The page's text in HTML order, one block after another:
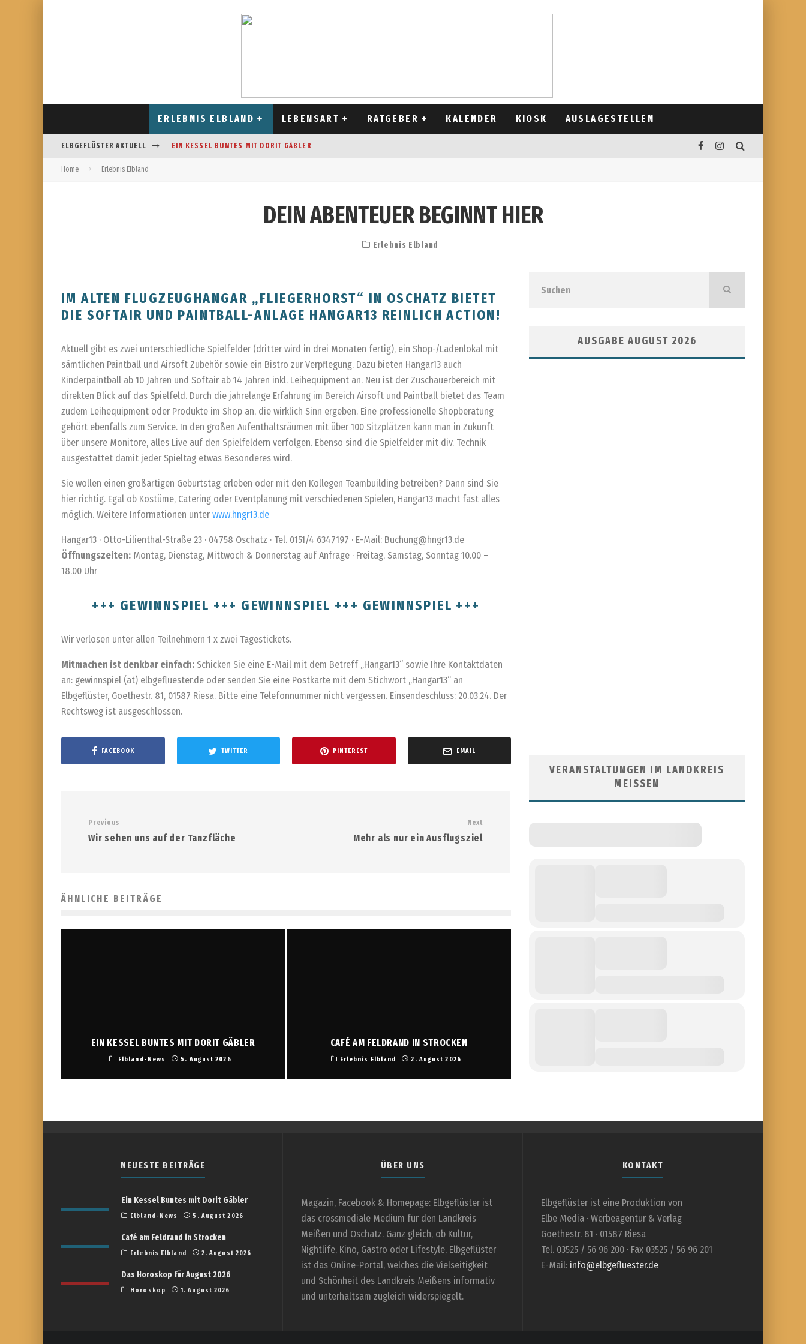
ERLEBNIS ELBLAND LEBENSART RATGEBER KALENDER KIOSK AUSLAGESTELLEN
ELBGEFLÜSTER AKTUELL EIN KESSEL BUNTES MIT DORIT GÄBLER
FREIZEITSPASS FÜR JUNG UND ALT
Home Erlebnis Elbland
DEIN ABENTEUER BEGINNT HIER
Erlebnis Elbland
IM ALTEN FLUGZEUGHANGAR „FLIEGERHORST“ IN OSCHATZ BIETET
DIE SOFTAIR UND PAINTBALL-ANLAGE HANGAR13 REINLICH ACTION!
Aktuell gibt es zwei unterschiedliche Spielfelder (dritter wird in drei Monaten fertig), ein Shop-/Ladenlokal mit
sämtlichen Paintball und Airsoft Zubehör sowie ein Bistro zur Verpflegung. Dazu bieten Hangar13 auch
Kinderpaintball ab 10 Jahren und Softair ab 14 Jahren inkl. Leihequipment an. Neu ist der Zuschauerbereich mit
direkten Blick auf das Spielfeld. Durch die jahrelange Erfahrung im Bereich Airsoft und Paintball bietet das Team
zudem Leihequipment oder Produkte im Shop an, die wirklich Sinn ergeben. Eine professionelle Shopberatung
gehört ebenfalls zum Service. In den großen Aufenthaltsräumen mit über 100 Sitzplätzen kann man in Zukunft
über unsere Monitore, alles Live auf den Spielfeldern verfolgen. Ebenso sind die Spielfelder mit div. Technik
ausgestattet damit jeder Spieltag etwas Besonderes wird.
Sie wollen einen großartigen Geburtstag erleben oder mit den Kollegen Teambuilding betreiben? Dann sind Sie
hier richtig. Egal ob Kostüme, Catering oder Eventplanung mit verschiedenen Spielen, Hangar13 macht fast alles
möglich. Weitere Informationen unter www.hngr13.de
Hangar13 · Otto-Lilienthal-Straße 23 · 04758 Oschatz · Tel. 0151/4 6347197 · E-Mail: Buchung@hngr13.de
Öffnungszeiten: Montag, Dienstag, Mittwoch & Donnerstag auf Anfrage · Freitag, Samstag, Sonntag 10.00 –
18.00 Uhr
+++ GEWINNSPIEL +++ GEWINNSPIEL +++ GEWINNSPIEL +++
Wir verlosen unter allen Teilnehmern 1 x zwei Tagestickets.
Mitmachen ist denkbar einfach: Schicken Sie eine E-Mail mit dem Betreff „Hangar13“ sowie Ihre Kontaktdaten
an: gewinnspiel (at) elbgefluester.de oder senden Sie eine Postkarte mit dem Stichwort „Hangar13“ an
Elbgeflüster, Goethestr. 81, 01587 Riesa. Bitte eine Telefonnummer nicht vergessen. Einsendeschluss: 20.03.24. Der
Rechtsweg ist ausgeschlossen.
FACEBOOK TWITTER PINTEREST EMAIL
Previous
Wir sehen uns auf der Tanzfläche
Next
Mehr als nur ein Ausflugsziel
ÄHNLICHE BEITRÄGE
EIN KESSEL BUNTES MIT DORIT GÄBLER
Elbland-News 5. August 2026
CAFÉ AM FELDRAND IN STROCKEN
Erlebnis Elbland 2. August 2026
AUSGABE AUGUST 2026
VERANSTALTUNGEN IM LANDKREIS
MEISSEN
NEUESTE BEITRÄGE
Ein Kessel Buntes mit Dorit Gäbler
Elbland-News 5. August 2026
Café am Feldrand in Strocken
Erlebnis Elbland 2. August 2026
Das Horoskop für August 2026
Horoskop 1. August 2026
ÜBER UNS
Magazin, Facebook & Homepage: Elbgeflüster ist
das crossmediale Medium für den Landkreis
Meißen und Oschatz. Ganz gleich, ob Kultur,
Nightlife, Kino, Gastro oder Lifestyle, Elbgeflüster
ist das Online-Portal, welches die Vielseitigkeit
und Schönheit des Landkreis Meißens informativ
und unterhaltsam zugleich widerspiegelt.
KONTAKT
Elbgeflüster ist eine Produktion von
Elbe Media · Werbeagentur & Verlag
Goethestr. 81 · 01587 Riesa
Tel. 03525 / 56 96 200 · Fax 03525 / 56 96 201
E-Mail: info@elbgefluester.de